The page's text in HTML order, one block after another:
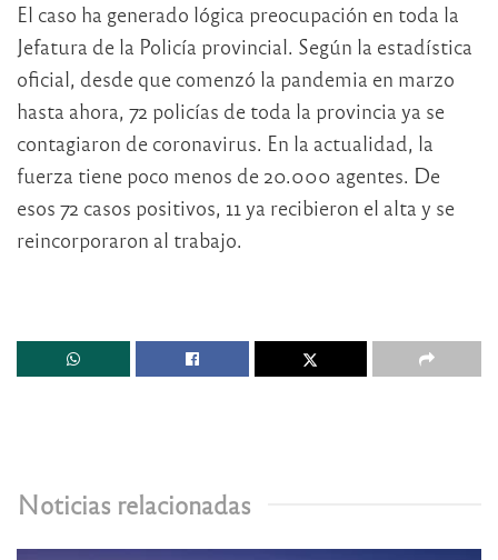
El caso ha generado lógica preocupación en toda la
Jefatura de la Policía provincial. Según la estadística
oficial, desde que comenzó la pandemia en marzo
hasta ahora, 72 policías de toda la provincia ya se
contagiaron de coronavirus. En la actualidad, la
fuerza tiene poco menos de 20.000 agentes. De
esos 72 casos positivos, 11 ya recibieron el alta y se
reincorporaron al trabajo.
Noticias relacionadas